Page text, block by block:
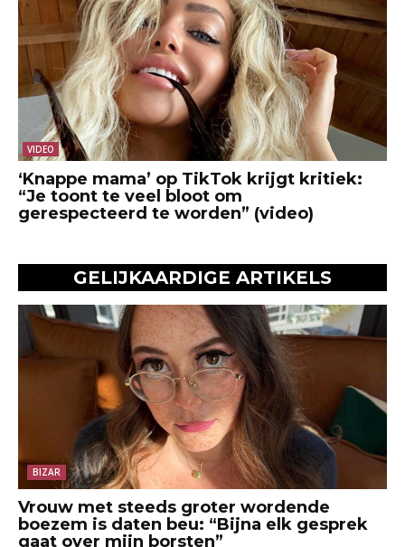
VIDEO
‘Knappe mama’ op TikTok krijgt kritiek:
“Je toont te veel bloot om
gerespecteerd te worden” (video)
GELIJKAARDIGE ARTIKELS
BIZAR
Vrouw met steeds groter wordende
boezem is daten beu: “Bijna elk gesprek
gaat over mijn borsten”